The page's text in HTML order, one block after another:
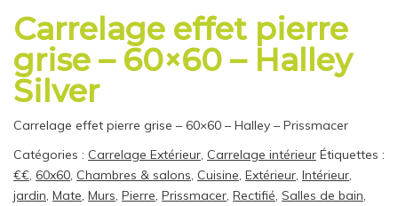
Carrelage effet pierre
grise – 60×60 – Halley
Silver
Carrelage effet pierre grise – 60×60 – Halley – Prissmacer
Catégories : Carrelage Extérieur, Carrelage intérieur Étiquettes :
€€, 60x60, Chambres & salons, Cuisine, Extérieur, Intérieur,
jardin, Mate, Murs, Pierre, Prissmacer, Rectifié, Salles de bain,